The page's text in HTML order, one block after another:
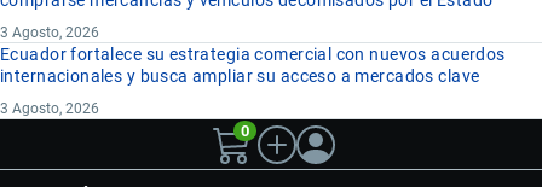
3 Agosto, 2026
Ecuador fortalece su estrategia comercial con nuevos acuerdos
internacionales y busca ampliar su acceso a mercados clave
3 Agosto, 2026
0